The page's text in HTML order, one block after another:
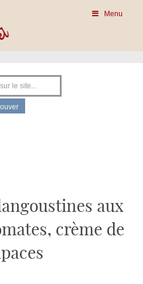
Menu
aux
crème de